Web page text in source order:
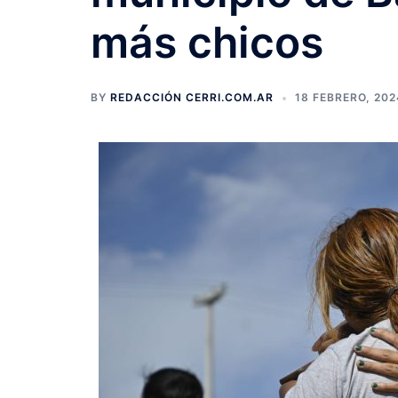
más chicos
BY REDACCIÓN CERRI.COM.AR 18 FEBRERO,